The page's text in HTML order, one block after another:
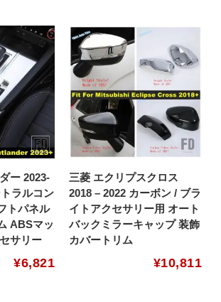
ー 2023-
ラルコン
トパネル
ABSマッ
サリー
¥6,821
三菱 エクリプスクロス
2018 – 2022 カーボン / ブラ
イトアクセサリー用 オート
バックミラーキャップ 装飾
カバートリム
¥10,811